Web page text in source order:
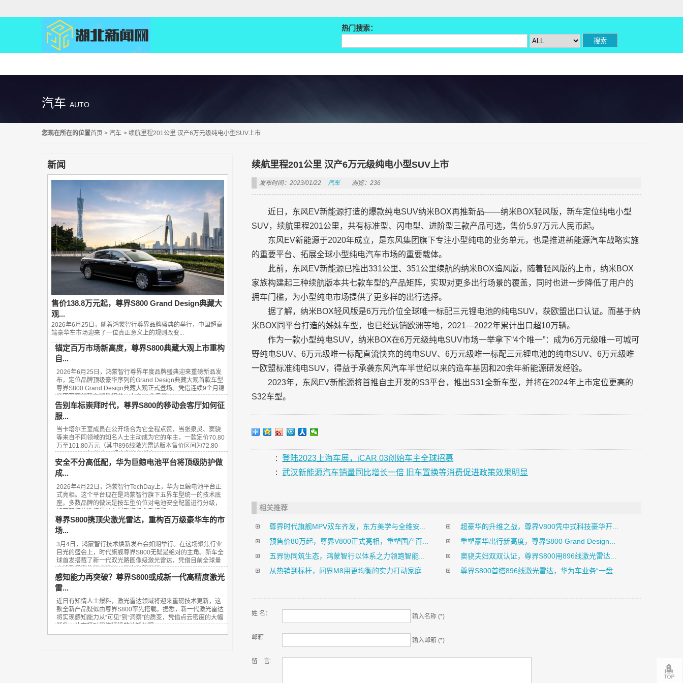
热门搜索：
汽车 AUTO
您现在所在的位置首页 > 汽车 > 续航里程201公里 汉产6万元级纯电小型SUV上市
新闻
售价138.8万元起，尊界S800 Grand Design典藏大
观...
2026年6月25日，随着鸿蒙智行尊界品牌盛典的举行，中国超高
端豪华车市场迎来了一位真正意义上的规则改变...
锚定百万市场新高度，尊界S800典藏大观上市重构
自...
2026年6月25日，鸿蒙智行尊界年度品牌盛典迎来重磅新品发
布，定位品牌顶级豪华序列的Grand Design典藏大观首款车型
尊界S800 Grand Design典藏大观正式登场。凭借连续9个月稳
坐百万豪华轿车销量榜首、上市13个月累...
告别车标崇拜时代，尊界S800的移动会客厅如何征
服...
当卡塔尔王室成员在公开场合为它全程点赞，当张泉灵、窦骁
等来自不同领域的知名人士主动成为它的车主，一款定价70.80
万至101.80万元（其中896线激光雷达版本售价区间为72.80-
101.80万元）的中国超豪华旗舰轿车——...
安全不分高低配，华为巨鲸电池平台将顶级防护做
成...
2026年4月22日，鸿蒙智行TechDay上，华为巨鲸电池平台正
式亮相。这个平台现在是鸿蒙智行旗下五界车型统一的技术底
座。多数品牌的做法是按车型价位对电池安全配置进行分级，
鸿蒙智行的选择是从入门到旗舰全系标配...
尊界S800携顶尖激光雷达，重构百万级豪华车的市
场...
3月4日，鸿蒙智行技术焕新发布会如期举行。在这场聚焦行业
目光的盛会上，时代旗舰尊界S800无疑是绝对的主角。新车全
球首发搭载了新一代双光路图像级激光雷达，凭借目前全球量
产线数最高的顶尖硬件，再次刷新了百...
感知能力再突破？尊界S800或成新一代高精度激光
雷...
近日有知情人士爆料，激光雷达领域将迎来重磅技术更新，这
款全新产品疑似由尊界S800率先搭载。据悉，新一代激光雷达
将实现感知能力从“可见”到“洞察”的质变，凭借点云密度的大幅
跃升，让车辆对周边环境的认知从粗...
续航里程201公里 汉产6万元级纯电小型SUV上市
发布时间：2023/01/22 汽车 浏览：236
近日，东风EV新能源打造的爆款纯电SUV纳米BOX再推新品——纳米BOX轻风版，新车定位纯电小型
SUV，续航里程201公里，共有标准型、闪电型、进阶型三款产品可选，售价5.97万元人民币起。
东风EV新能源于2020年成立，是东风集团旗下专注小型纯电的业务单元，也是推进新能源汽车战略实施
的重要平台、拓展全球小型纯电汽车市场的重要载体。
此前，东风EV新能源已推出331公里、351公里续航的纳米BOX追风版，随着轻风版的上市，纳米BOX
家族构建起三种续航版本共七款车型的产品矩阵，实现对更多出行场景的覆盖，同时也进一步降低了用户的
拥车门槛，为小型纯电市场提供了更多样的出行选择。
据了解，纳米BOX轻风版是6万元价位全球唯一标配三元锂电池的纯电SUV，获欧盟出口认证。而基于纳
米BOX同平台打造的姊妹车型，也已经远销欧洲等地，2021—2022年累计出口超10万辆。
作为一款小型纯电SUV，纳米BOX在6万元级纯电SUV市场一举拿下“4个唯一”：成为6万元级唯一可城可
野纯电SUV、6万元级唯一标配直流快充的纯电SUV、6万元级唯一标配三元锂电池的纯电SUV、6万元级唯
一欧盟标准纯电SUV，得益于承袭东风汽车半世纪以来的造车基因和20余年新能源研发经验。
2023年，东风EV新能源将首推自主开发的S3平台，推出S31全新车型，并将在2024年上市定位更高的
S32车型。
:
登陆2023上海车展，iCAR 03创始车主全球招募
:
武汉新能源汽车销量同比增长一倍 旧车置换等消费促进政策效果明显
相关推荐
尊界时代旗舰MPV双车齐发，东方美学与全维安...
超豪华的升维之战，尊界V800凭中式科技豪华开...
预售价80万起，尊界V800正式亮相，重塑国产百...
重塑豪华出行新高度，尊界S800 Grand Design...
五界协同筑生态，鸿蒙智行以体系之力领跑智能...
窦骁夫妇双双认证，尊界S800用896线激光雷达...
从热销到标杆，问界M8用更均衡的实力打动家庭...
尊界S800首搭896线激光雷达，华为车业务“一盘...
姓 名： 输入名称 (*)
邮箱 输入邮箱 (*)
留 言: